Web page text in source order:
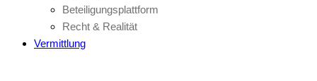
Beteiligungsplattform
Recht & Realität
Vermittlung